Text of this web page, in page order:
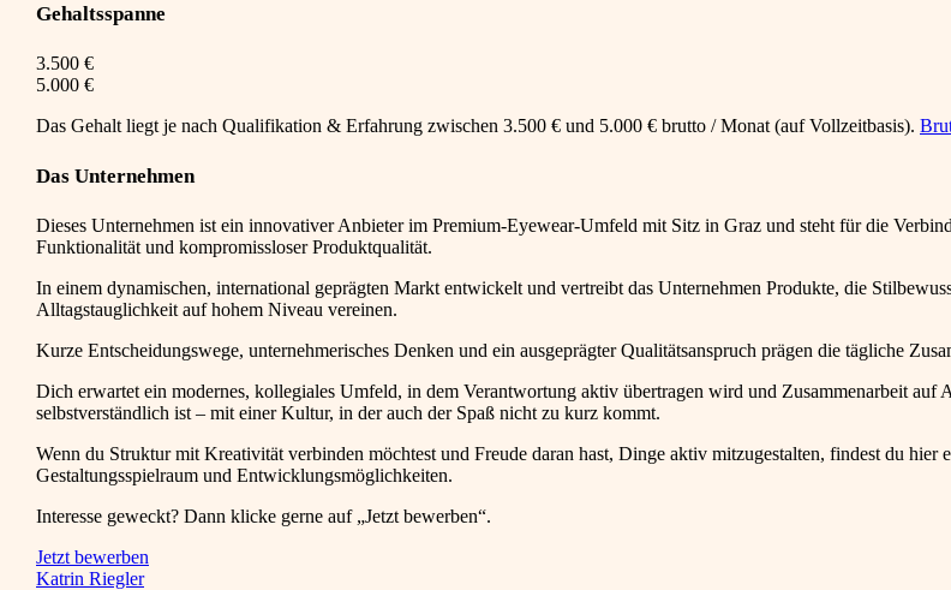
Gehaltsspanne
3.500 €
5.000 €
Das Gehalt liegt je nach Qualifikation & Erfahrung zwischen 3.500 € und 5.000 € brutto / Monat (auf Vollzeitbasis).
Das Unternehmen
Dieses Unternehmen ist ein innovativer Anbieter im Premium-Eyewear-Umfeld mit Sitz in Graz und steht für die
Funktionalität und kompromissloser Produktqualität.
In einem dynamischen, international geprägten Markt entwickelt und vertreibt das Unternehmen Produkte, die
Alltagstauglichkeit auf hohem Niveau vereinen.
Kurze Entscheidungswege, unternehmerisches Denken und ein ausgeprägter Qualitätsanspruch prägen die tägliche
Dich erwartet ein modernes, kollegiales Umfeld, in dem Verantwortung aktiv übertragen wird und Zusammenarbeit auf
selbstverständlich ist – mit einer Kultur, in der auch der Spaß nicht zu kurz kommt.
Wenn du Struktur mit Kreativität verbinden möchtest und Freude daran hast, Dinge aktiv mitzugestalten, findest du hier
Gestaltungsspielraum und Entwicklungsmöglichkeiten.
Interesse geweckt? Dann klicke gerne auf „Jetzt bewerben“.
Jetzt bewerben
Katrin Riegler